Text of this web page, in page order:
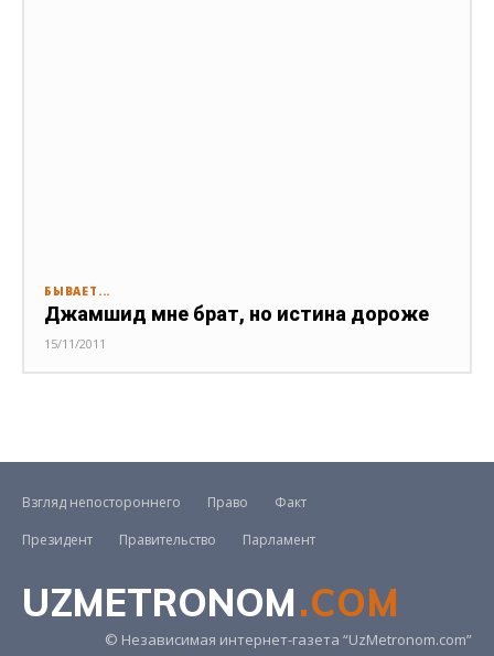
БЫВАЕТ...
Джамшид мне брат, но истина дороже
15/11/2011
Взгляд непостороннего Право
Факт
Президент
Правительство Парламент
UZMETRONOM.COM
© Независимая интернет-газета “UzMetronom.com”